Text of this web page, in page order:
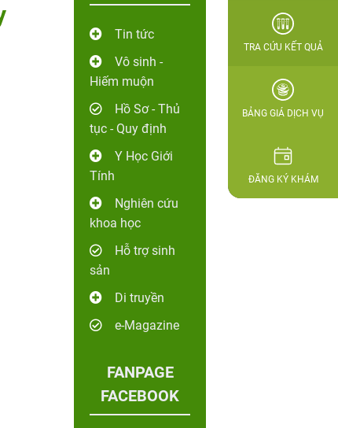
Tin tức
Vô sinh -
Hiếm muộn
Hồ Sơ - Thủ
tục - Quy định
Y Học Giới
Tính
Nghiên cứu
khoa học
Hỗ trợ sinh
sản
Di truyền
e-Magazine
FANPAGE
FACEBOOK
TRA CỨU KẾT QUẢ
BẢNG GIÁ DỊCH VỤ
ĐĂNG KÝ KHÁM